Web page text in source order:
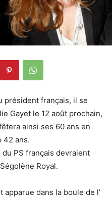
président français, il se
Gayet le 12 août prochain,
ainsi ses 60 ans en
42 ans.
PS français devraient
Royal.
dans la boule de l’